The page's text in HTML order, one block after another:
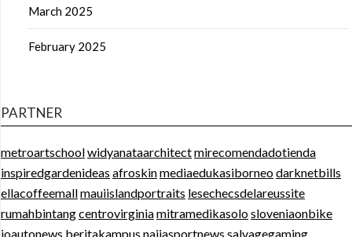
March 2025
February 2025
PARTNER
metroartschoolwidyanataarchitectmirecomendadotienda
inspiredgardenideas afroskinmediaedukasiborneodarknetbills
ellacoffeemallmauiislandportraits lesechecsdelareussite
rumahbintangcentrovirginiamitramedikasolosloveniaonbike
ioautonews beritakampus naijasportnews salvagegaming